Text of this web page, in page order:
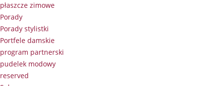
płaszcze zimowe
Porady
Porady stylistki
Portfele damskie
program partnerski
pudelek modowy
reserved